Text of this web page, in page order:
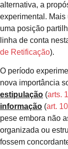
alternativa, a
experimental. Mais
uma posição
linha de conta
de Retificação).
O período
nova importância
estipulação (arts.
informação (art.
pese embora não
organizada ou
fossem